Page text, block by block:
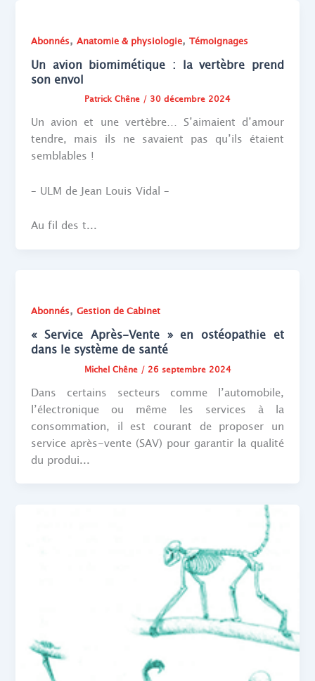
Abonnés,Anatomie & physiologie,Témoignages
Un avion biomimétique : la vertèbre prend
son envol
Patrick Chêne / 30 décembre 2024
Un avion et une vertèbre… S’aimaient d’amour
tendre, mais ils ne savaient pas qu’ils étaient
semblables !
– ULM de Jean Louis Vidal –
Au fil des t...
Abonnés,Gestion de Cabinet
« Service Après-Vente » en ostéopathie et
dans le système de santé
Michel Chêne/ 26 septembre 2024
Dans certains secteurs comme l’automobile,
l’électronique ou même les services à la
consommation, il est courant de proposer un
service après-vente (SAV) pour garantir la qualité
du produi...